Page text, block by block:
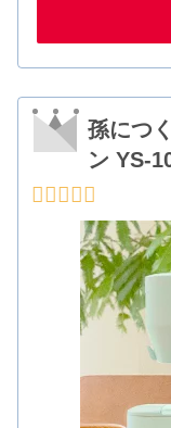
孫につ
ン YS-